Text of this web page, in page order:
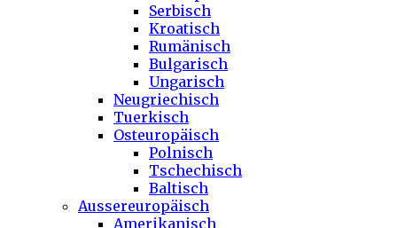
Serbisch
Kroatisch
Rumänisch
Bulgarisch
Ungarisch
Neugriechisch
Tuerkisch
Osteuropäisch
Polnisch
Tschechisch
Baltisch
Aussereuropäisch
Amerikanisch